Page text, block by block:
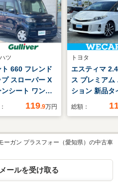
ツ
ト 660 フレンド
プ スローパー X
ンシート ワンオ
ー/メーカー純正
セグTV/片側電動
/バックカメラ/プ
キー/スペアキ
119.9万円
トヨタ
エスティマ
ス プレミアム
ション 新品タ
正 8インチ
ドア/シート
ザー/ヘッドラ
続/ETC/EBD
総額：
ーガン プラスフォー（愛知県）の中古車
ールを受け取る